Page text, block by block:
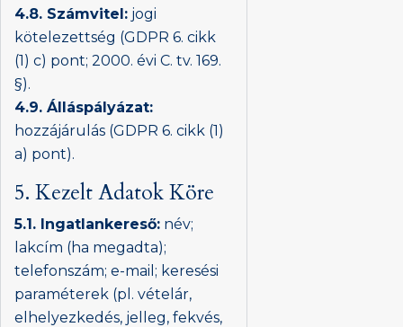
4.8. Számvitel: jogi
kötelezettség (GDPR 6. cikk
(1) c) pont; 2000. évi C. tv. 169.
§).
4.9. Álláspályázat:
hozzájárulás (GDPR 6. cikk (1)
a) pont).
5. Kezelt Adatok Köre
5.1. Ingatlankereső: név;
lakcím (ha megadta);
telefonszám; e-mail; keresési
paraméterek (pl. vételár,
elhelyezkedés, jelleg, fekvés,